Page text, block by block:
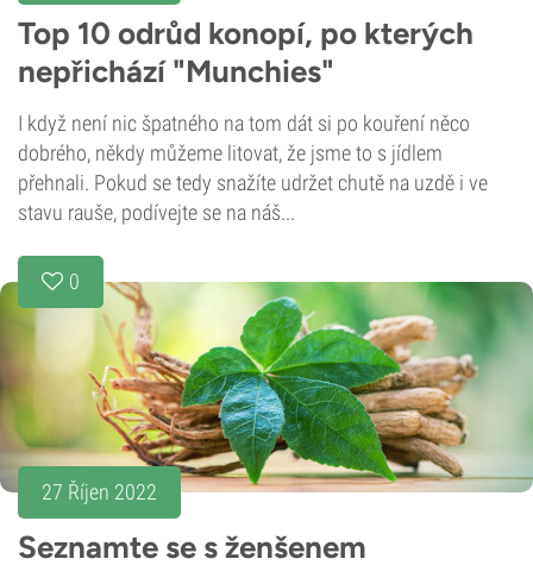
Top 10 odrůd konopí, po kterých
nepřichází "Munchies"
I když není nic špatného na tom dát si po kouření něco
dobrého, někdy můžeme litovat, že jsme to s jídlem
přehnali. Pokud se tedy snažíte udržet chutě na uzdě i ve
stavu rauše, podívejte se na náš...
0
27 Říjen 2022
Seznamte se s ženšenem